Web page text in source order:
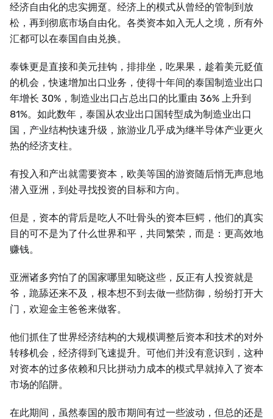
经济自由化的忠实拥趸。经济上的模式从曾经的管制到放
松，再到彻底市场自由化。各类资本如入无人之境，所有外
汇都可以在泰国自由兑换。
泰铢更是直接和美元挂钩，排排坐，吃果果，趁着美元贬值
的机会，快速增加出口业务，使得十年间的泰国制造业出口
年增长 30%，制造业出口占总出口的比重由 36% 上升到
81%。如此数年，泰国从农业出口国转型成为制造业出口
国，产业结构快速升级，旅游业几乎成为继半导体产业更火
热的经济支柱。
有投入和产出就需要资本，欧美等国的游资随后悄无声息地
潜入亚洲，到处寻找投资的目标和方向。
但是，资本的背后是吃人不吐骨头的资本巨鳄，他们的真实
目的可不是为了什么世界和平，共同繁荣，而是：更高效地
赚钱。
亚洲诸多穷怕了的国家哪里知晓这些，反正有人投资就是
爷，跪舔还来不及，根本想不到去做一些防御，纷纷打开大
门，欢迎金主爸爸来做客。
他们抓住了世界经济结构的大规模调整后资本和技术的对外
转移机会，经济得到飞速提升。可他们并没有意识到，这种
对资本的过多依赖和只比拼动力成本的模式早就掉入了资本
市场的陷阱。
在此期间，虽然泰国的股市期间有过一些波动，但总的还是